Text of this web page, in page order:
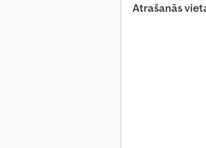
Atrašanās